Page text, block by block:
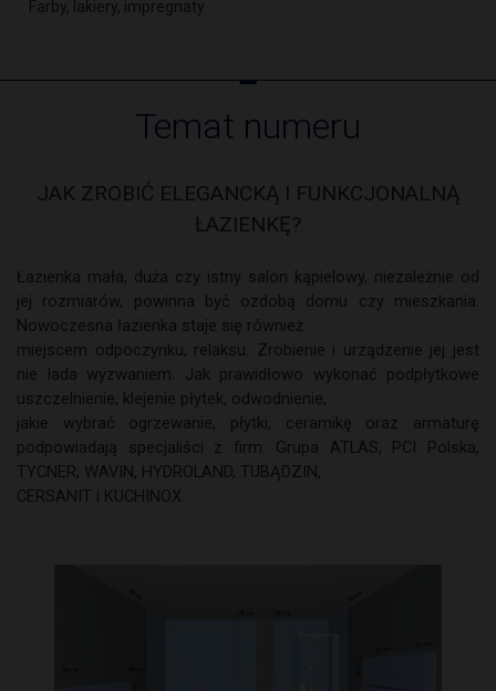
internetowych PSB w 2019 roku.
Farby, lakiery, impregnaty
Temat numeru
JAK ZROBIĆ ELEGANCKĄ I FUNKCJONALNĄ
ŁAZIENKĘ?
Łazienka mała, duża czy istny salon kąpielowy, niezależnie od
jej rozmiarów, powinna być ozdobą domu czy mieszkania.
Nowoczesna łazienka staje się również
miejscem odpoczynku, relaksu. Zrobienie i urządzenie jej jest
nie lada wyzwaniem. Jak prawidłowo wykonać podpłytkowe
uszczelnienie, klejenie płytek, odwodnienie,
jakie wybrać ogrzewanie, płytki, ceramikę oraz armaturę
podpowiadają specjaliści z firm: Grupa ATLAS, PCI Polska,
TYCNER, WAVIN, HYDROLAND, TUBĄDZIN,
CERSANIT i KUCHINOX.